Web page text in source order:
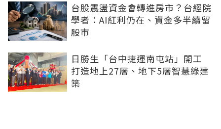
台股震盪資金會轉進房市？台經院
學者：AI紅利仍在、資金多半續留
股市
日勝生「台中捷運南屯站」開工
打造地上27層、地下5層智慧綠建
築